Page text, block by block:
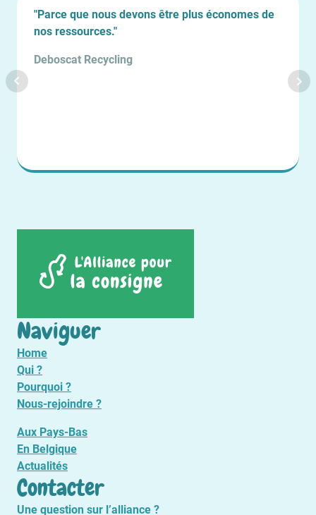
"Parce que nous devons être plus économes de
nos ressources."
Deboscat Recycling
Naviguer
Home
Qui ?
Pourquoi ?
Nous-rejoindre ?
Aux Pays-Bas
En Belgique
Actualités
Contacter
Une question sur l’alliance ?